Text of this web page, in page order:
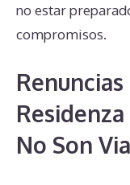
no estar
compromisos.
No Son